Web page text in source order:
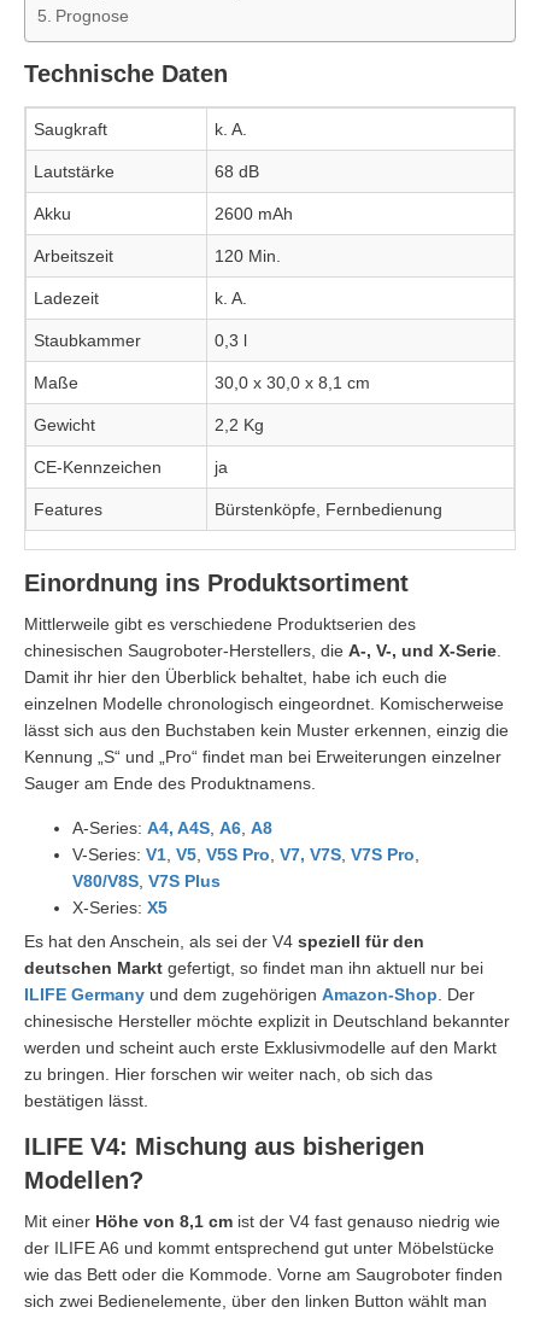
Prognose
Technische Daten
Saugkraft k. A.
Lautstärke 68 dB
Akku 2600 mAh
Arbeitszeit 120 Min.
Ladezeit k. A.
Staubkammer 0,3 l
Maße 30,0 x 30,0 x 8,1 cm
Gewicht 2,2 Kg
CE-Kennzeichen ja
Features Bürstenköpfe, Fernbedienung
Einordnung ins Produktsortiment
Mittlerweile gibt es verschiedene Produktserien des
chinesischen Saugroboter-Herstellers, die A-, V-, und X-Serie
Damit ihr hier den Überblick behaltet, habe ich euch die
einzelnen Modelle chronologisch eingeordnet. Komischerweise
lässt sich aus den Buchstaben kein Muster erkennen, einzig die
Kennung „S“ und „Pro“ findet man bei Erweiterungen einzelner
Sauger am Ende des Produktnamens.
A-Series: A4, A4S A6 A8
V-Series: V1 V5 V5S Pro V7, V7S V7S Pro
V80/V8S V7S Plus
X-Series: X5
Es hat den Anschein, als sei der V4 speziell für den
deutschen Markt gefertigt, so findet man ihn aktuell nur bei
ILIFE Germany und dem zugehörigen Amazon-Shop . Der
chinesische Hersteller möchte explizit in Deutschland bekannter
werden und scheint auch erste Exklusivmodelle auf den Markt
zu bringen. Hier forschen wir weiter nach, ob sich das
bestätigen lässt.
ILIFE V4: Mischung aus bisherigen
Modellen?
Mit einer Höhe von 8,1 cm ist der V4 fast genauso niedrig wie
der ILIFE A6 und kommt entsprechend gut unter Möbelstücke
wie das Bett oder die Kommode. Vorne am Saugroboter finden
sich zwei Bedienelemente, über den linken Button wählt man